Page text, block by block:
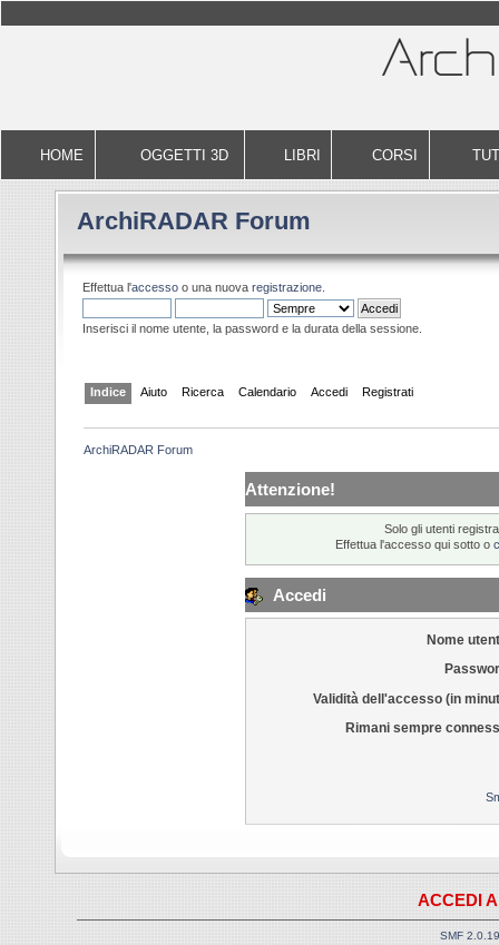
HOME OGGETTI 3D LIBRI CORSI
ArchiRADAR Forum
Effettua l'accesso o una nuova registrazione.
Inserisci il nome utente, la password e la durata della sessione.
Indice Aiuto Ricerca Calendario Accedi Registrati
ArchiRADAR Forum
Attenzione!
Solo gli utenti
Effettua l'accesso qui sotto o
Accedi
Nome
Validità dell'accesso (in
Rimani sempre
ACCEDI
SMF 2.0.19